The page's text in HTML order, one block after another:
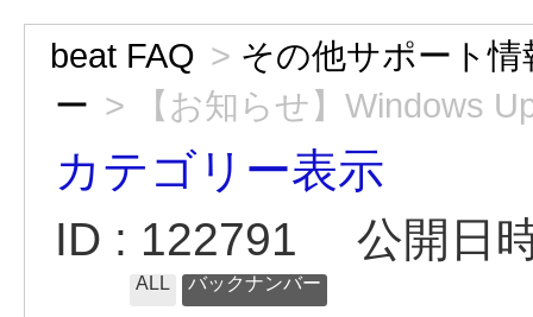
beat FAQ > その他サポート情
ー > 【お知らせ】Windows
カテゴリー表示
ID : 122791
公開日
ALL バックナンバー